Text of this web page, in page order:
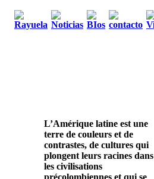
L’Amérique latine est une
terre de couleurs et de
contrastes, de cultures qui
plongent leurs racines dans
les civilisations
précolombiennes et qui se